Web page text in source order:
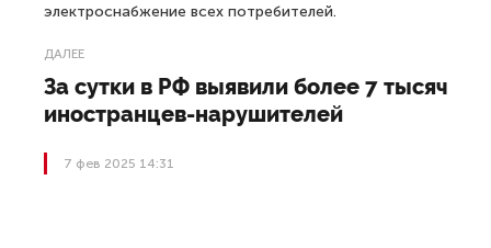
электроснабжение всех потребителей.
ДАЛЕЕ
За сутки в РФ выявили более 7 тысяч
иностранцев-нарушителей
7 фев 2025 14:31